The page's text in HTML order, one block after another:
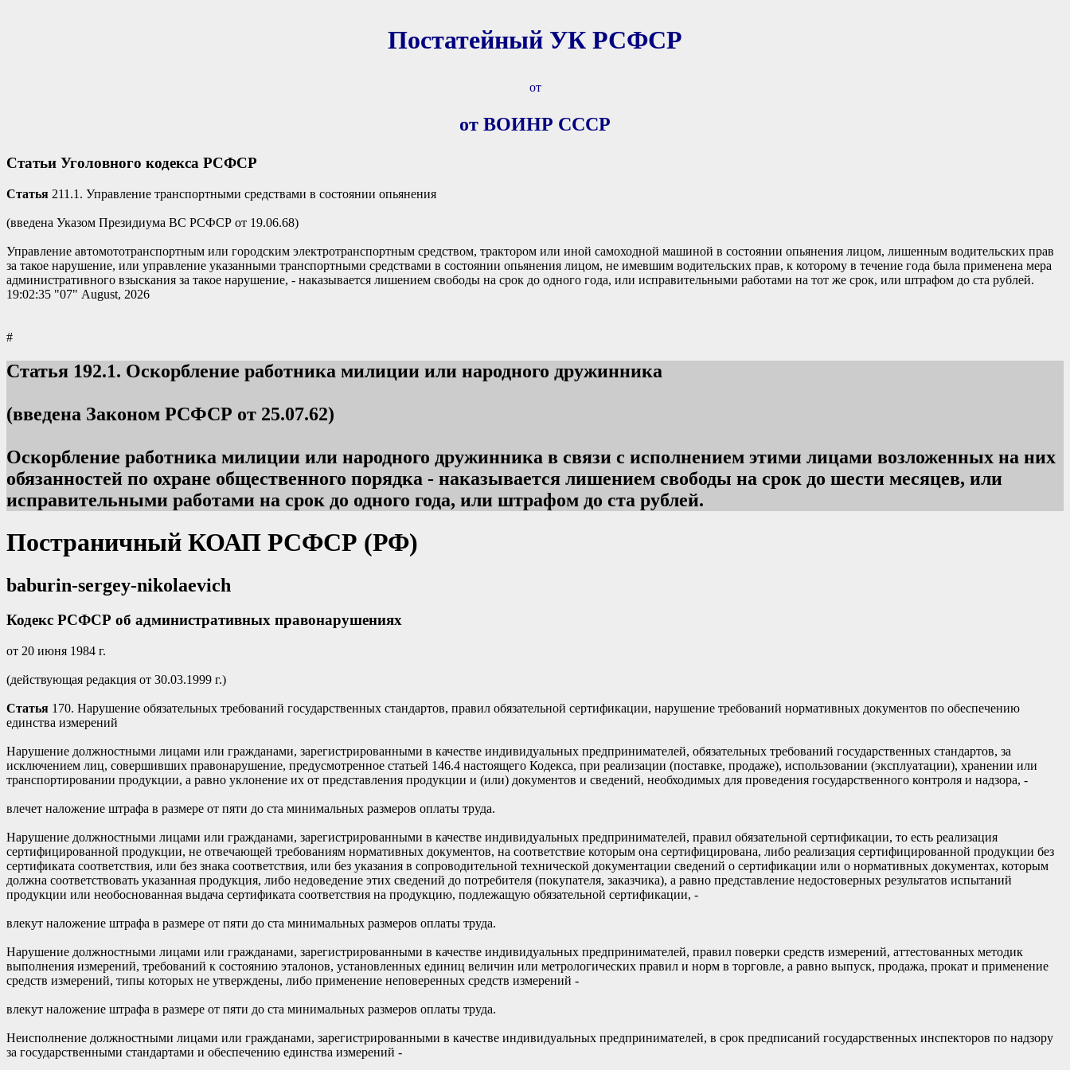
Постатейный УК РСФСР
от
от ВОИНР СССР
Статьи Уголовного кодекса РСФСР
Статья 211.1. Управление транспортными средствами в состоянии опьянения
(введена Указом Президиума ВС РСФСР от 19.06.68)
Управление автомототранспортным или городским электротранспортным средством, трактором или иной самоходной машиной в состоянии опьянения лицом, лишенным водительских прав
за такое нарушение, или управление указанными транспортными средствами в состоянии опьянения лицом, не имевшим водительских прав, к которому в течение года была применена мера
административного взыскания за такое нарушение, - наказывается лишением свободы на срок до одного года, или исправительными работами на тот же срок, или штрафом до ста рублей.
19:02:35 "07" August, 2026
#
Статья 192.1. Оскорбление работника милиции или народного дружинника
(введена Законом РСФСР от 25.07.62)
Оскорбление работника милиции или народного дружинника в связи с исполнением этими лицами возложенных на них
обязанностей по охране общественного порядка - наказывается лишением свободы на срок до шести месяцев, или
исправительными работами на срок до одного года, или штрафом до ста рублей.
Постраничный КОАП РСФСР (РФ)
baburin-sergey-nikolaevich
Кодекс РСФСР об административных правонарушениях
от 20 июня 1984 г.
(действующая редакция от 30.03.1999 г.)
Статья 170. Нарушение обязательных требований государственных стандартов, правил обязательной сертификации, нарушение требований нормативных документов по обеспечению
единства измерений
Нарушение должностными лицами или гражданами, зарегистрированными в качестве индивидуальных предпринимателей, обязательных требований государственных стандартов, за
исключением лиц, совершивших правонарушение, предусмотренное статьей 146.4 настоящего Кодекса, при реализации (поставке, продаже), использовании (эксплуатации), хранении или
транспортировании продукции, а равно уклонение их от представления продукции и (или) документов и сведений, необходимых для проведения государственного контроля и надзора, -
влечет наложение штрафа в размере от пяти до ста минимальных размеров оплаты труда.
Нарушение должностными лицами или гражданами, зарегистрированными в качестве индивидуальных предпринимателей, правил обязательной сертификации, то есть реализация
сертифицированной продукции, не отвечающей требованиям нормативных документов, на соответствие которым она сертифицирована, либо реализация сертифицированной продукции без
сертификата соответствия, или без знака соответствия, или без указания в сопроводительной технической документации сведений о сертификации или о нормативных документах, которым
должна соответствовать указанная продукция, либо недоведение этих сведений до потребителя (покупателя, заказчика), а равно представление недостоверных результатов испытаний
продукции или необоснованная выдача сертификата соответствия на продукцию, подлежащую обязательной сертификации, -
влекут наложение штрафа в размере от пяти до ста минимальных размеров оплаты труда.
Нарушение должностными лицами или гражданами, зарегистрированными в качестве индивидуальных предпринимателей, правил поверки средств измерений, аттестованных методик
выполнения измерений, требований к состоянию эталонов, установленных единиц величин или метрологических правил и норм в торговле, а равно выпуск, продажа, прокат и применение
средств измерений, типы которых не утверждены, либо применение неповеренных средств измерений -
влекут наложение штрафа в размере от пяти до ста минимальных размеров оплаты труда.
Неисполнение должностными лицами или гражданами, зарегистрированными в качестве индивидуальных предпринимателей, в срок предписаний государственных инспекторов по надзору
за государственными стандартами и обеспечению единства измерений -